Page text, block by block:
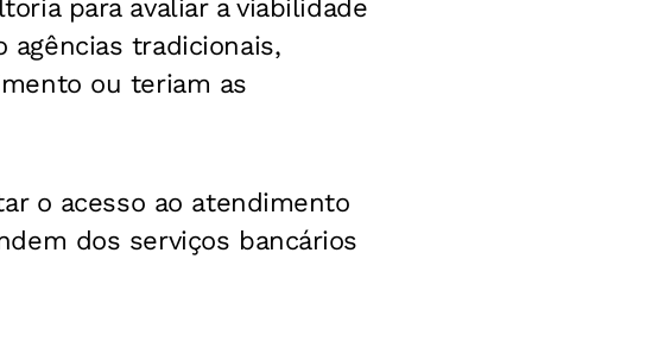
para avaliar a viabilidade
tradicionais,
ou teriam as
o acesso ao atendimento
dos serviços bancários